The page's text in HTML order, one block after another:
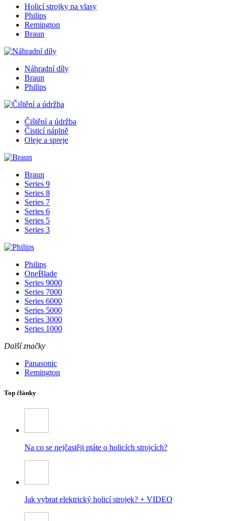
Holicí strojky na vlasy
Philips
Remington
Braun
Náhradní díly
Braun
Philips
Čištění a údržba
Čisticí náplně
Oleje a spreje
Braun
Series 9
Series 8
Series 7
Series 6
Series 5
Series 3
Philips
OneBlade
Series 9000
Series 7000
Series 6000
Series 5000
Series 3000
Series 1000
Další značky
Panasonic
Remington
Top články
Na co se nejčastěji ptáte o holicích strojcích?
Jak vybrat elektrický holicí strojek? + VIDEO